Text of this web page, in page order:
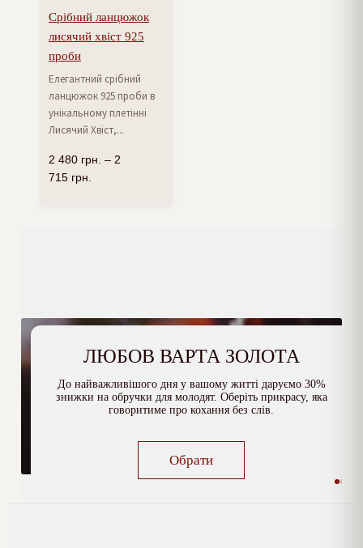
Срібний ланцюжок
лисячий хвіст 925
проби
Елегантний срібний
ланцюжок 925 проби в
унікальному плетінні
Лисячий Хвіст,...
2 480 грн. – 2
715 грн.
ЛЮБОВ ВАРТА ЗОЛОТА
До найважливішого дня у вашому житті даруємо 30%
знижки на обручки для молодят. Оберіть прикрасу, яка
говоритиме про кохання без слів.
Обрати